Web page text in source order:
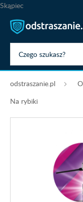
Skąpiec
odstraszanie.pl
Na rybiki